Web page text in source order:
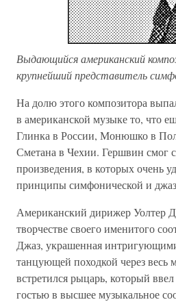
Выдающийся американский
крупнейший представитель
На долю этого композитора
в американской музыке то, что
Глинка в России, Монюшко в
Сметана в Чехии. Гершвин смог
произведения, в которых очень
принципы симфонической и
Американский дирижер Уолтер
творчестве своего именитого
Джаз, украшенная
танцующей походкой через весь
встретился рыцарь, который
гостью в высшее музыкальное